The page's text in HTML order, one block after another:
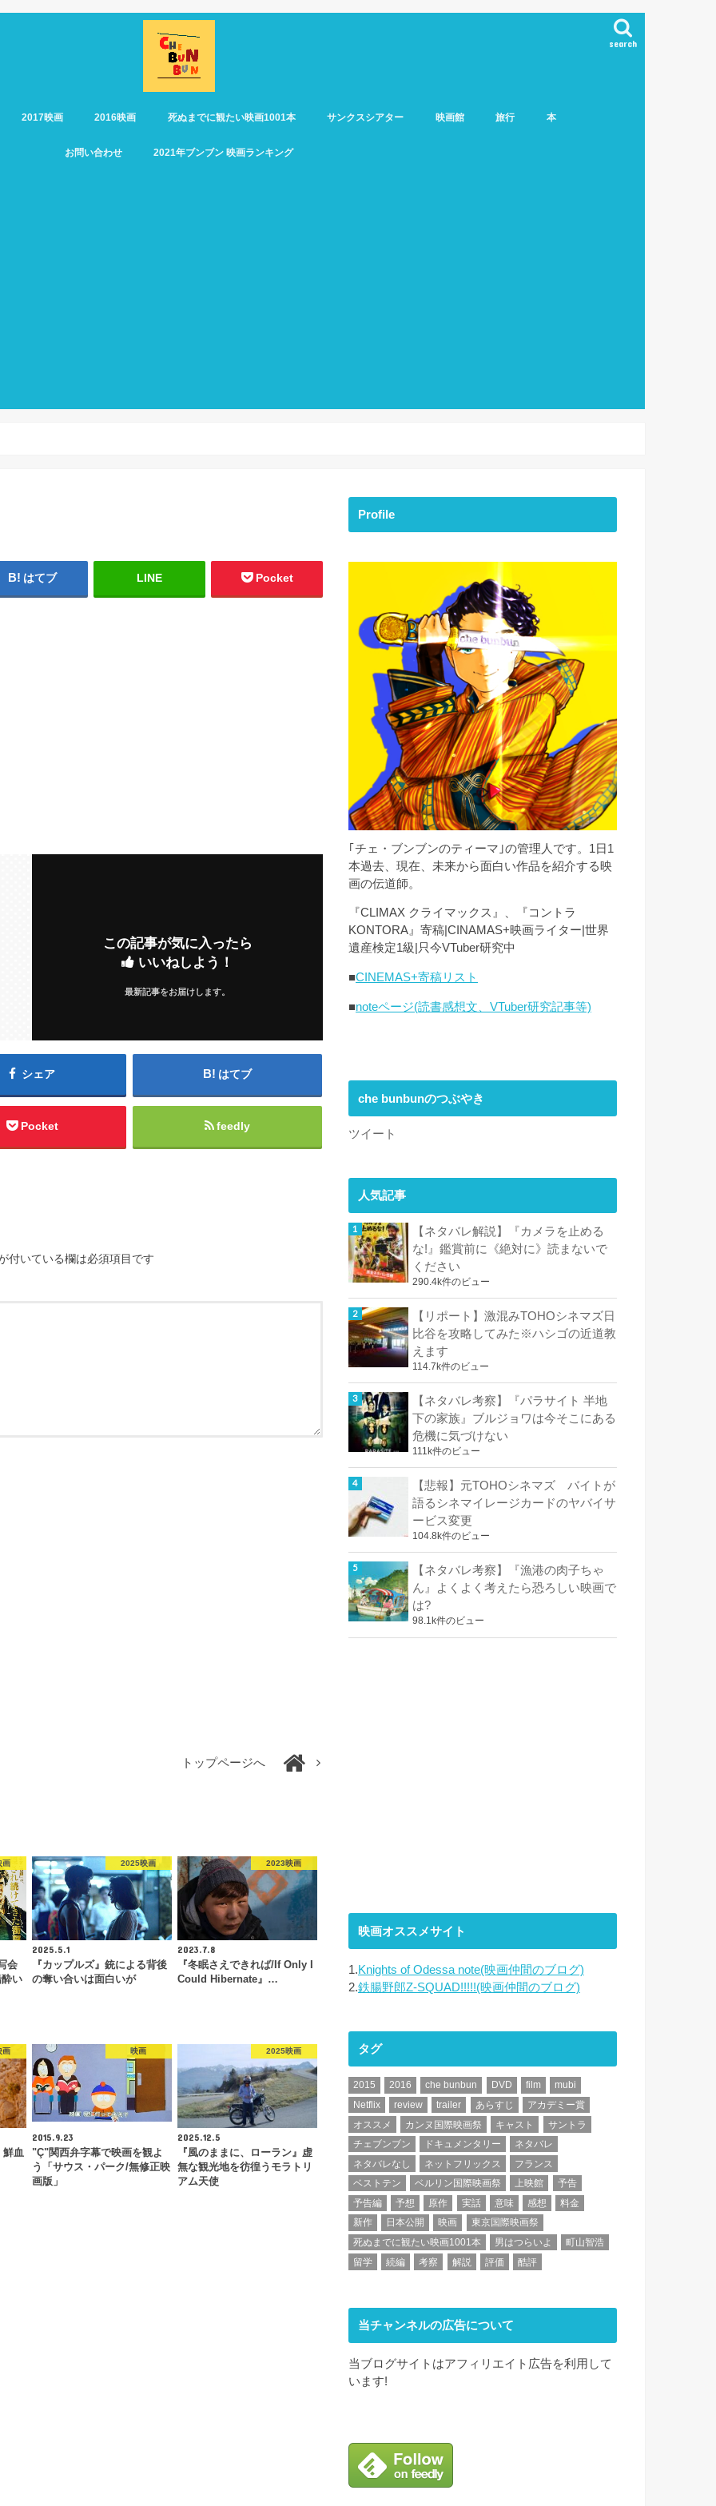
search
2017映画 2016映画 死ぬまでに観たい映画1001本 サンクスシアター 映画館 旅行 本
お問い合わせ 2021年ブンブン 映画ランキング
はてブ LINE Pocket
この記事が気に入ったら
いいねしよう！
最新記事をお届けします。
シェア はてブ
Pocket feedly
付いている欄は必須項目です
トップページへ
画
会
い
2025映画
2025.5.1
『カップルズ』銃による背後
の奪い合いは面白いが
2023映画
2023.7.8
『冬眠さえできれば/If Only I
Could Hibernate』…
画
鮮血
映画
2015.9.23
"Ç"関西弁字幕で映画を観よ
う「サウス・パーク/無修正映
画版」
2025映画
2025.12.5
『風のままに、ローラン』虚
無な観光地を彷徨うモラトリ
アム天使
Profile
｢チェ・ブンブンのティーマ｣の管理人です。1日1
本過去、現在、未来から面白い作品を紹介する映
画の伝道師。
『CLIMAX クライマックス』、『コントラ
KONTORA』寄稿|CINAMAS+映画ライター|世界
遺産検定1級|只今VTuber研究中
■CINEMAS+寄稿リスト
■noteページ(読書感想文、VTuber研究記事等)
che bunbunのつぶやき
ツイート
人気記事
【ネタバレ解説】『カメラを止める
な!』鑑賞前に《絶対に》読まないで
ください
290.4k件のビュー
【リポート】激混みTOHOシネマズ日
比谷を攻略してみた※ハシゴの近道教
えます
114.7k件のビュー
【ネタバレ考察】『パラサイト 半地
下の家族』ブルジョワは今そこにある
危機に気づけない
111k件のビュー
【悲報】元TOHOシネマズ バイトが
語るシネマイレージカードのヤバイサ
ービス変更
104.8k件のビュー
【ネタバレ考察】『漁港の肉子ちゃ
ん』よくよく考えたら恐ろしい映画で
は?
98.1k件のビュー
映画オススメサイト
1.Knights of Odessa note(映画仲間のブログ)
2.鉄腸野郎Z-SQUAD!!!!!(映画仲間のブログ)
タグ
2015 2016 che bunbun DVD film
mubi
Netflix
review trailer あらすじ
アカデミー賞
オススメ
カンヌ国際映画祭 キャスト
サントラ
チェブンブン
ドキュメンタリー
ネタバレ
ネタバレなし
ネットフリックス
フランス
ベストテン
ベルリン国際映画祭 上映館
予告
予告編
予想 原作 実話 意味 感想
料金
新作
日本公開 映画
東京国際映画祭
死ぬまでに観たい映画1001本
男はつらいよ
町山智浩
留学
続編 考察 解説 評価 酷評
当チャンネルの広告について
当ブログサイトはアフィリエイト広告を利用して
います!